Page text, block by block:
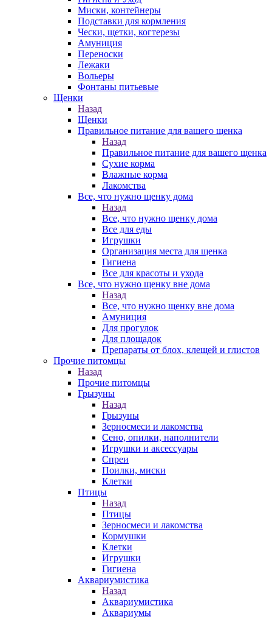
Миски, контейнеры
Подставки для кормления
Чески, щетки, когтерезы
Амуниция
Переноски
Лежаки
Вольеры
Фонтаны питьевые
Щенки
Назад
Щенки
Правильное питание для вашего щенка
Назад
Правильное питание для вашего щенка
Сухие корма
Влажные корма
Лакомства
Все, что нужно щенку дома
Назад
Все, что нужно щенку дома
Все для еды
Игрушки
Организация места для щенка
Гигиена
Все для красоты и ухода
Все, что нужно щенку вне дома
Назад
Все, что нужно щенку вне дома
Амуниция
Для прогулок
Для площадок
Препараты от блох, клещей и глистов
Прочие питомцы
Назад
Прочие питомцы
Грызуны
Назад
Грызуны
Зерносмеси и лакомства
Сено, опилки, наполнители
Игрушки и аксессуары
Спреи
Поилки, миски
Клетки
Птицы
Назад
Птицы
Зерносмеси и лакомства
Кормушки
Клетки
Игрушки
Гигиена
Аквариумистика
Назад
Аквариумистика
Аквариумы